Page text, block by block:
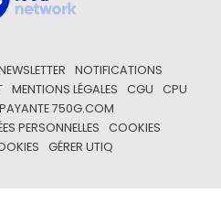
NOTIFICATIONS
MENTIONS LÉGALES CGU
CPU
750G.COM
PERSONNELLES
COOKIES
GÉRER UTIQ